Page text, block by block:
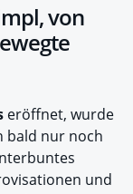
von
eröffnet, wurde
bald nur noch
und